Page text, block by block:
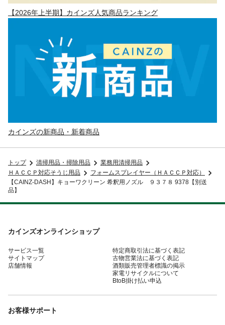
【2026年上半期】カインズ人気商品ランキング
カインズの新商品・新着商品
トップ 清掃用品・掃除用品
業務用清掃用品
ＨＡＣＣＰ対応そうじ用品
フォームスプレイヤー（ＨＡＣＣＰ対応）
【CAINZ-DASH】キョーワクリーン 希釈用ノズル ９３７８ 9378【別送
品】
カインズオンラインショップ
サービス一覧
サイトマップ
店舗情報
特定商取引法に基づく表記
古物営業法に基づく表記
酒類販売管理者標識の掲示
家電リサイクルについて
BtoB掛け払い申込
お客様サポート